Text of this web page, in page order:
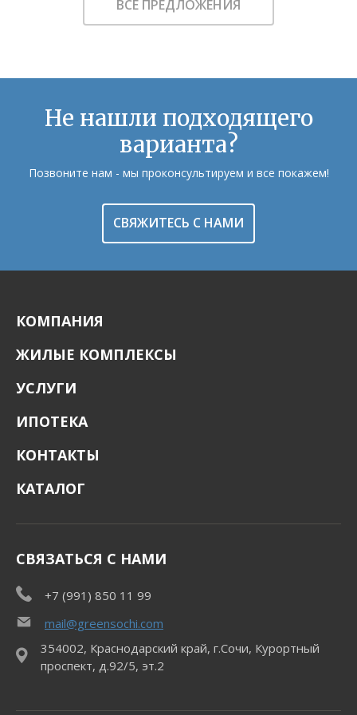
ВСЕ ПРЕДЛОЖЕНИЯ
Не нашли подходящего
варианта?
Позвоните нам - мы проконсультируем и все покажем!
СВЯЖИТЕСЬ С НАМИ
КОМПАНИЯ
ЖИЛЫЕ КОМПЛЕКСЫ
УСЛУГИ
ИПОТЕКА
КОНТАКТЫ
КАТАЛОГ
СВЯЗАТЬСЯ С НАМИ
+7 (991) 850 11 99
mail@greensochi.com
354002, Краснодарский край, г.Сочи, Курортный
проспект, д.92/5, эт.2